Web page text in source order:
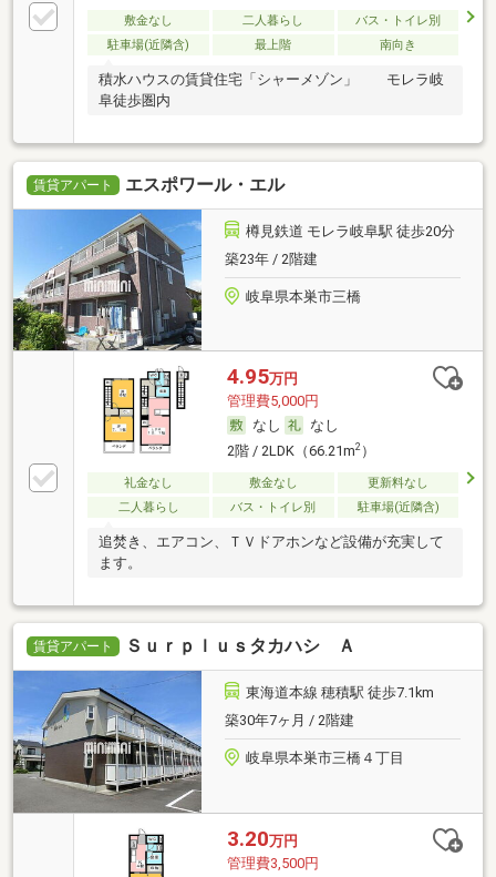
敷金なし 二人暮らし
バス・トイレ別
駐車場(近隣含)
最上階 南向き
積水ハウスの賃貸住宅「シャーメゾン」 モレラ岐
阜徒歩圏内
賃貸アパート エスポワール・エル
樽見鉄道 モレラ岐阜駅 徒歩20分
築23年 / 2階建
岐阜県本巣市三橋
4.95万円
管理費5,000円
なし
なし
2階 / 2LDK（66.21m2）
礼金なし 敷金なし
更新料なし
二人暮らし
バス・トイレ別 駐車場(近隣含)
追焚き、エアコン、ＴＶドアホンなど設備が充実して
ます。
賃貸アパート Ｓｕｒｐｌｕｓタカハシ Ａ
東海道本線 穂積駅 徒歩7.1km
築30年7ヶ月 / 2階建
岐阜県本巣市三橋４丁目
3.20万円
管理費3,500円